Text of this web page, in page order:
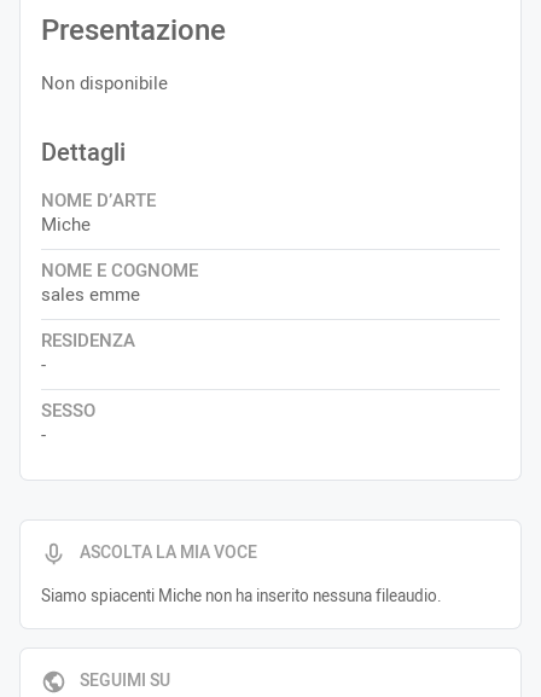
ASCOLTA LA MIA VOCE
Siamo spiacenti Miche non ha inserito nessuna fileaudio.
SEGUIMI SU
Presentazione
Non disponibile
Dettagli
NOME D’ARTE
Miche
NOME E COGNOME
sales emme
RESIDENZA
-
SESSO
-